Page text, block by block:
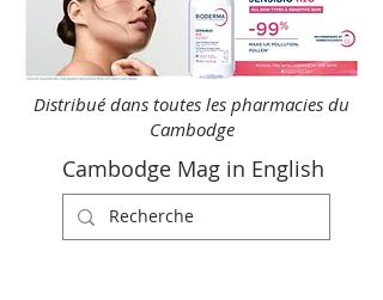
Distribué dans toutes les pharmacies du
Cambodge
Cambodge Mag in English